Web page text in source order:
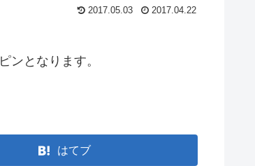
2017.05.03 2017.04.22
ンとなります。
はてブ